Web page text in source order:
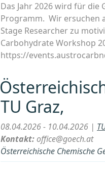
Das Jahr 2026 wird für die
Programm. Wir ersuchen
Stage Researcher zu
Carbohydrate Workshop
https://
TU Graz,
08.04.2026 - 10.04.2026 |
Kontakt:office@goech.at
Österreichische Chemische